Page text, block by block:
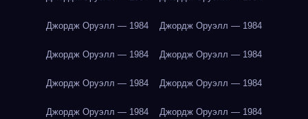
Джордж Оруэлл — 1984 Джордж Оруэлл — 1984
Джордж Оруэлл — 1984 Джордж Оруэлл — 1984
Джордж Оруэлл — 1984 Джордж Оруэлл — 1984
Джордж Оруэлл — 1984 Джордж Оруэлл — 1984